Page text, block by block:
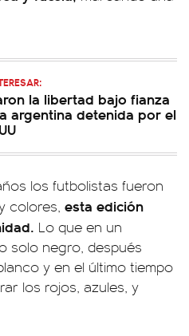
la libertad bajo fianza
argentina detenida por el
los futbolistas fueron
colores, esta edición
Lo que en un
solo negro, después
y en el último tiempo
los rojos, azules, y